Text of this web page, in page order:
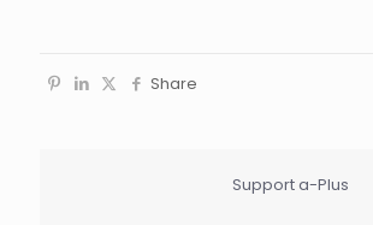
Share
Support a-Plus